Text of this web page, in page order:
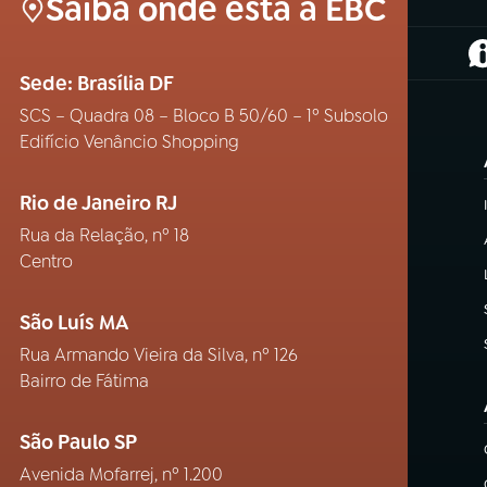
Saiba onde está a EBC
Sede: Brasília DF
SCS – Quadra 08 – Bloco B 50/60 – 1º Subsolo
Edifício Venâncio Shopping
Rio de Janeiro RJ
Rua da Relação, nº 18
Centro
São Luís MA
Rua Armando Vieira da Silva, nº 126
Bairro de Fátima
São Paulo SP
Avenida Mofarrej, nº 1.200